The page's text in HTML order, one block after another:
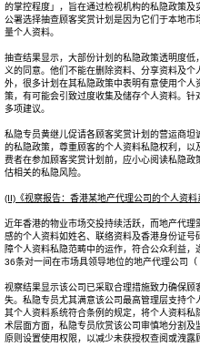
的掌控程度」，旨在通过检视机构的私隐政策及
公署选择抽查顾客奖赏计划是因为它们于本地
量个人资料。
抽查结果显示，大部份计划的私隐政策透明度
义的同意。他们不能在删除资料、分享资料及
外，很多计划在其私隐政策中表明有意使用个
策，有可能会引致过度收集及储存个人资料。
多项建议。
私隐专员黄继儿促请各顾客奖赏计划的营运商
的私隐政策，尊重顾客的个人资料私隐权利，
费者在参加顾客奖赏计划前，应小心阅读私隐
估相关的私隐风险。
(II) 《视察报告：香港某地产代理公司的个人资料
近年香港的物业巿场交投持续活跃，而地产代
感的个人资料如姓名、联络资料及香港身份证
障个人资料私隐范畴中的运作，符合公众利益
36条对一间在巿场具领导地位的地产代理公司（
视察结果显示该公司已采取合理措施致力确保
失。私隐专员尤其满意该公司最高管理层支持
其个人资料系统符合条例的规定，将个人资料
术层面方面，私隐专员欣赏该公司审慎地分割
原则设置使用权限，以减少未获授权查阅或洩露